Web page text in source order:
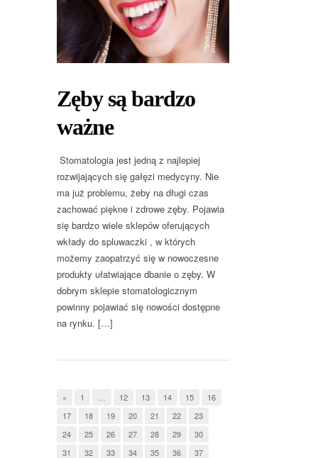
Zęby są bardzo
ważne
Stomatologia jest jedną z najlepiej
rozwijających się gałęzi medycyny. Nie
ma już problemu, żeby na długi czas
zachować piękne i zdrowe zęby. Pojawia
się bardzo wiele sklepów oferujących
wkłady do spluwaczki , w których
możemy zaopatrzyć się w nowoczesne
produkty ułatwiające dbanie o zęby. W
dobrym sklepie stomatologicznym
powinny pojawiać się nowości dostępne
na rynku. […]
« 1 12 13 14 15
16
17
18 19 20 21 22
23
24
25 26 27 28 29
30
31
32 33 34 35 36 37